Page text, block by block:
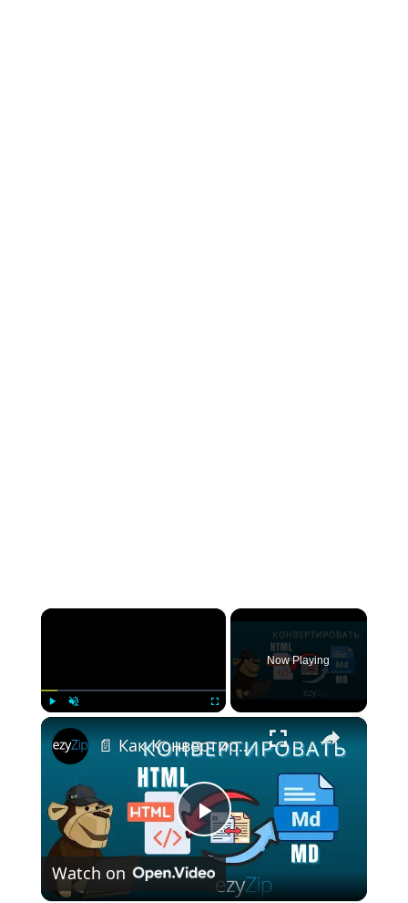
×
Now Playing
×
Play Video
📄 Как Конвертировать HTML в MD Онлайн Бесплатно | Без Установки Программ
Watch on